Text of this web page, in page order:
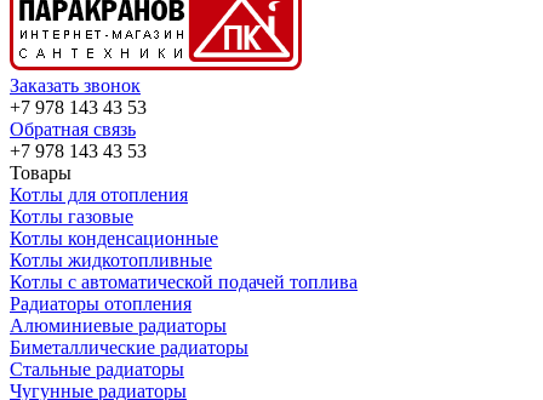
Заказать звонок
+7 978 143 43 53
Обратная связь
+7 978 143 43 53
Товары
Котлы для отопления
Котлы газовые
Котлы конденсационные
Котлы жидкотопливные
Котлы с автоматической подачей топлива
Радиаторы отопления
Алюминиевые радиаторы
Биметаллические радиаторы
Стальные радиаторы
Чугунные радиаторы